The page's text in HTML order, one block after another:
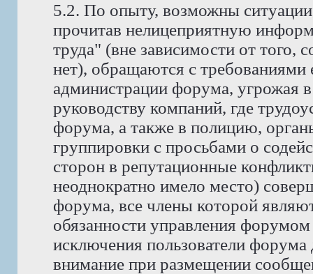
5.2. По опыту, возможны
прочитав нелицеприятную
труда" (вне зависимости от того,
нет), обращаются с требованиями
администрации форума, угрожая
руководству компаний, где
форума, а также в полицию,
группировки с просьбами о
сторон в репутационные
неоднократно имело место)
форума, все члены которой
обязанности управления
исключения пользователи
внимание при размещении